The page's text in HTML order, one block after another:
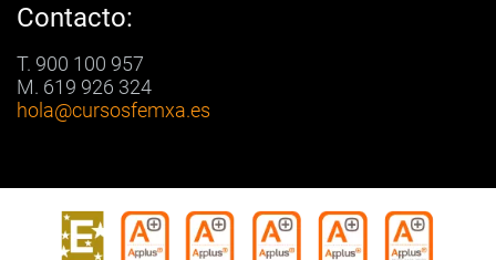
Contacto:
T. 900 100 957
M. 619 926 324
hola@cursosfemxa.es